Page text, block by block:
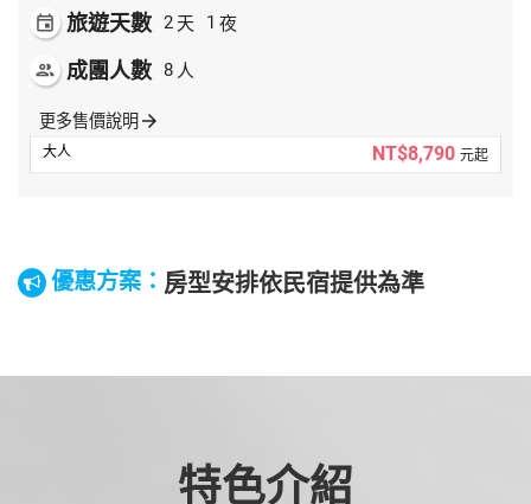
event 旅遊天數 2 天 1 夜
people 成團人數 8 人
更多售價說明arrow_forward
NT$8,790 元起
優惠方案： 房型安排依民宿提供為準
特色介紹